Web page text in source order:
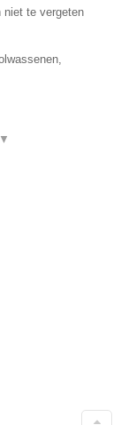
niet te vergeten
▼